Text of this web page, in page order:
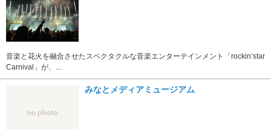
音楽と花火を融合させたスペクタクルな音楽エンターテインメント「rockin’star
Carnival」が、...
みなとメディアミュージアム